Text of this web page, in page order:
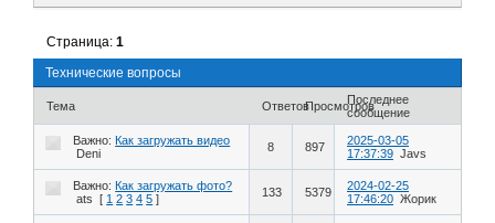
Технические вопросы
Страница:1
Тема ОтветовПросмотровПоследнее
сообщение
Важно: Как загружать видео
Deni
8 897
2025-03-05
17:37:39 Javs
Важно: Как загружать фото?
ats
[ 1 2 3 4 5 ] 133 5379
2024-02-25
17:46:20 Жорик